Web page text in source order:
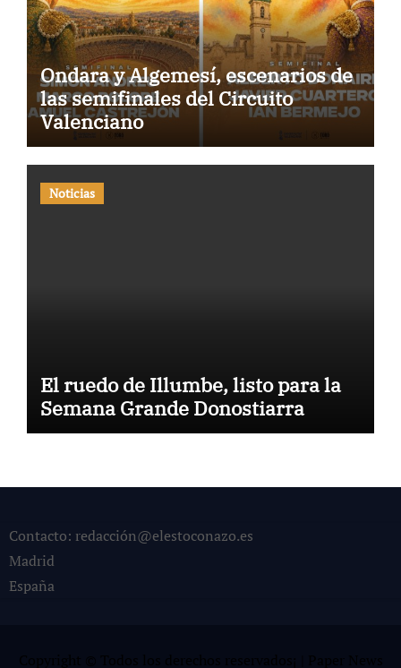
Ondara y Algemesí, escenarios de
las semifinales del Circuito
Valenciano
Noticias
El ruedo de Illumbe, listo para la
Semana Grande Donostiarra
Contacto: redacción@elestoconazo.es
Madrid
España